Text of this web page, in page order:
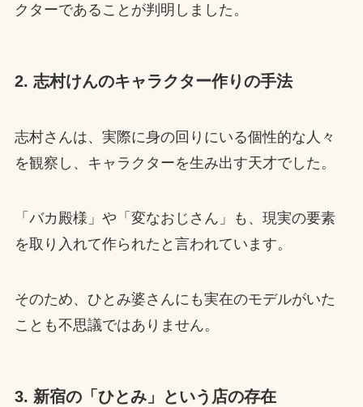
クターであることが判明しました。
2. 志村けんのキャラクター作りの手法
志村さんは、実際に身の回りにいる個性的な人々
を観察し、キャラクターを生み出す天才でした。
「バカ殿様」や「変なおじさん」も、現実の要素
を取り入れて作られたと言われています。
そのため、ひとみ婆さんにも実在のモデルがいた
ことも不思議ではありません。
3. 新宿の「ひとみ」という店の存在